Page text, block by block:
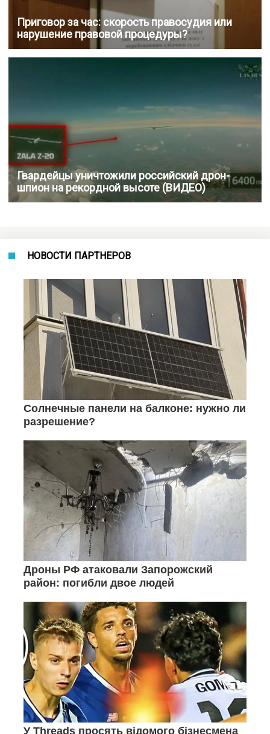
Приговор за час: скорость правосудия или
нарушение правовой процедуры?
Гвардейцы уничтожили российский дрон-
шпион на рекордной высоте (ВИДЕО)
НОВОСТИ ПАРТНЕРОВ